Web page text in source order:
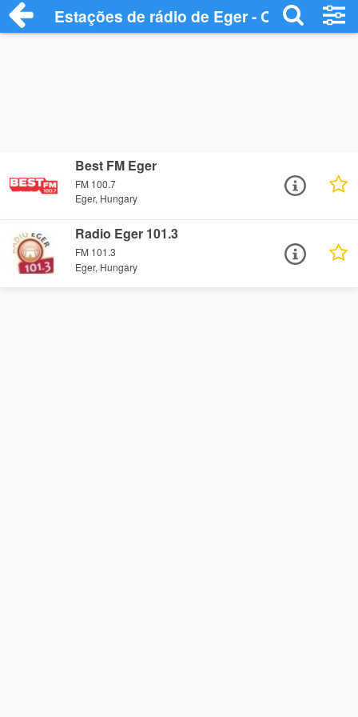
Estações de rádio de Eger - Ouça Online
Best FM Eger
FM 100.7
Eger, Hungary
Radio Eger 101.3
FM 101.3
Eger, Hungary